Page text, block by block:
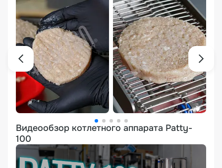
Видеообзор котлетного аппарата Patty-
100